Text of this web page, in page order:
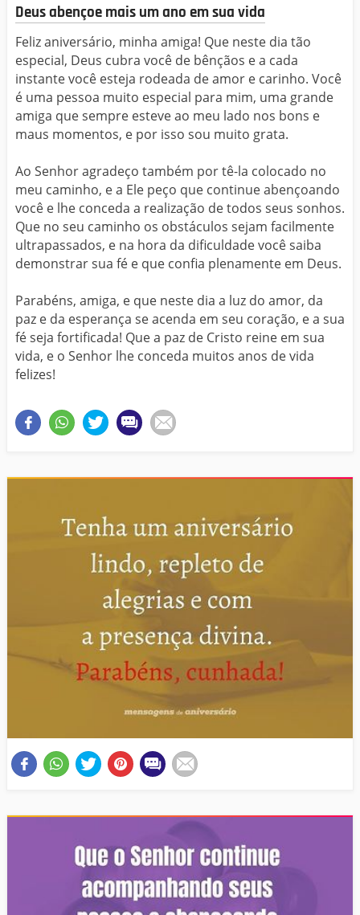
Deus abençoe mais um ano em sua vida
Feliz aniversário, minha amiga! Que neste dia tão
especial, Deus cubra você de bênçãos e a cada
instante você esteja rodeada de amor e carinho. Você
é uma pessoa muito especial para mim, uma grande
amiga que sempre esteve ao meu lado nos bons e
maus momentos, e por isso sou muito grata.
Ao Senhor agradeço também por tê-la colocado no
meu caminho, e a Ele peço que continue abençoando
você e lhe conceda a realização de todos seus sonhos.
Que no seu caminho os obstáculos sejam facilmente
ultrapassados, e na hora da dificuldade você saiba
demonstrar sua fé e que confia plenamente em Deus.
Parabéns, amiga, e que neste dia a luz do amor, da
paz e da esperança se acenda em seu coração, e a sua
fé seja fortificada! Que a paz de Cristo reine em sua
vida, e o Senhor lhe conceda muitos anos de vida
felizes!